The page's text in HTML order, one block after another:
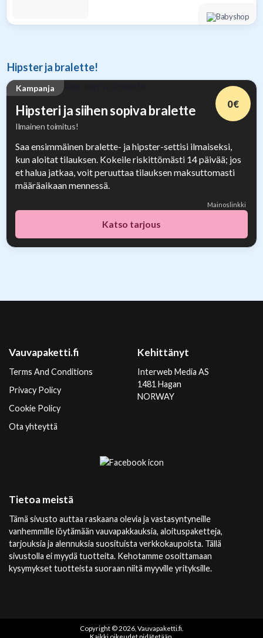
Hipster ja bralette!
Kampanja
Hipsteri ja siihen sopiva bralette
Ilmainen toimitus!
0 €
Saa ensimmäinen bralette- ja hipster-settisi ilmaiseksi,
kun aloitat tilauksen. Kokeile riskittömästi 14 päivää; jos
et halua jatkaa, voit peruuttaa tilauksen maksuttomasti
määräaikaan mennessä.
Mainoslinkki
Katso tarjous
Vauvapaketti.fi
Terms And Conditions
Privacy Policy
Cookie Policy
Ota yhteyttä
Kehittänyt
Interweb Media AS
1481 Hagan
NORWAY
Tietoa meistä
Tämä sivusto auttaa raskaana olevia ja vastasyntyneille
vanhemmille löytämään vauvapakkauksia, aloituspaketteja,
tarjouksia ja alennuksia suosituista verkkokaupoista. Tällä
sivustolla ei myydä tuotteita. Kehotamme osoittamaan
kysymykset tuotteista suoraan niitä myyville yrityksille.
Copyright © 2026, Vauvapaketti.fi.